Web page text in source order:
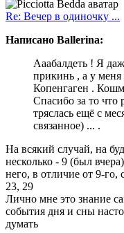
Re: Вечер в одиночку ...
Написано Ballerina:
Ааабалдеть ! Я
прикинь , а у меня
Копенгаген .
Спасибо за то что
тряслась ещё с
связанное) ... .
На всякий случай, на
несколько - 9 (был
него, в отличие от 9-
23, 29
Лично мне это знание
события дня и сны
думать